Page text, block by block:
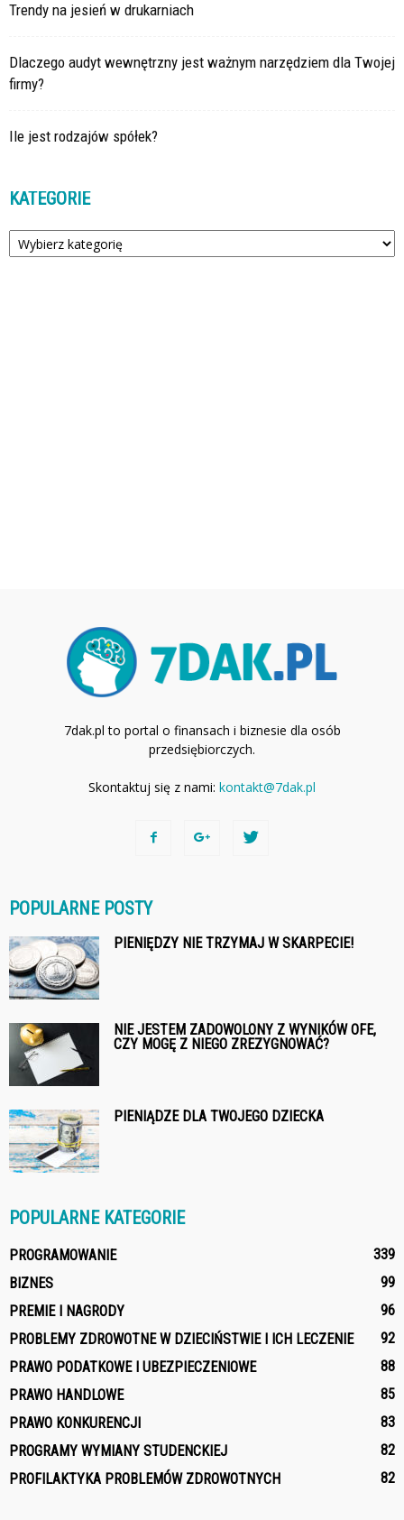
Trendy na jesień w drukarniach
Dlaczego audyt wewnętrzny jest ważnym narzędziem dla Twojej
firmy?
Ile jest rodzajów spółek?
KATEGORIE
Kategorie
7dak.pl to portal o finansach i biznesie dla osób
przedsiębiorczych.
Skontaktuj się z nami: kontakt@7dak.pl
POPULARNE POSTY
PIENIĘDZY NIE TRZYMAJ W SKARPECIE!
NIE JESTEM ZADOWOLONY Z WYNIKÓW OFE,
CZY MOGĘ Z NIEGO ZREZYGNOWAĆ?
PIENIĄDZE DLA TWOJEGO DZIECKA
POPULARNE KATEGORIE
PROGRAMOWANIE
339
BIZNES
99
PREMIE I NAGRODY
96
PROBLEMY ZDROWOTNE W DZIECIŃSTWIE I ICH LECZENIE
92
PRAWO PODATKOWE I UBEZPIECZENIOWE
88
PRAWO HANDLOWE
85
PRAWO KONKURENCJI
83
PROGRAMY WYMIANY STUDENCKIEJ
82
PROFILAKTYKA PROBLEMÓW ZDROWOTNYCH
82